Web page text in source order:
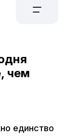
чем
единство